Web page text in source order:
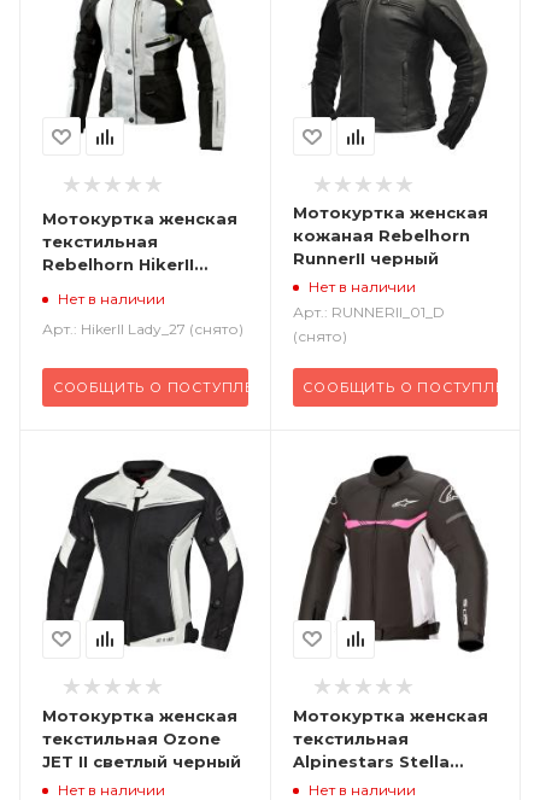
Мотокуртка женская
текстильная
Rebelhorn HikerII
желтый
Нет в наличии
Арт.: HikerII Lady_27 (снято)
СООБЩИТЬ О ПОСТУПЛЕНИИ
Мотокуртка женская
кожаная Rebelhorn
RunnerII черный
Нет в наличии
Арт.: RUNNERII_01_D
(снято)
СООБЩИТЬ О ПОСТУПЛЕНИИ
Мотокуртка женская
текстильная Ozone
JET II светлый черный
Нет в наличии
Мотокуртка женская
текстильная
Alpinestars Stella
черный фуксия
Нет в наличии